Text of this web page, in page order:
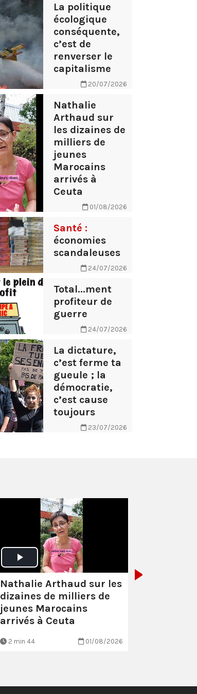
La politique
écologique
conséquente,
c’est de
renverser le
capitalisme
20/07/2026
Nathalie
Arthaud sur
les dizaines de
milliers de
jeunes
Marocains
arrivés à
Ceuta
01/08/2026
Santé :
économies
scandaleuses
24/07/2026
Total...ment
profiteur de
guerre
24/07/2026
La dictature,
c’est ferme ta
gueule ; la
démocratie,
c’est cause
toujours
23/07/2026
Nathalie Arthaud sur les
dizaines de milliers de
jeunes Marocains
arrivés à Ceuta
2 min 44 01/08/2026